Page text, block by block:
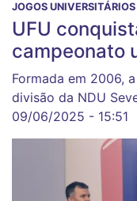
JOGOS UNIVERSITÁRIOS
UFU
campeonato
Formada em 2006,
divisão da NDU
09/06/2025 - 15:51